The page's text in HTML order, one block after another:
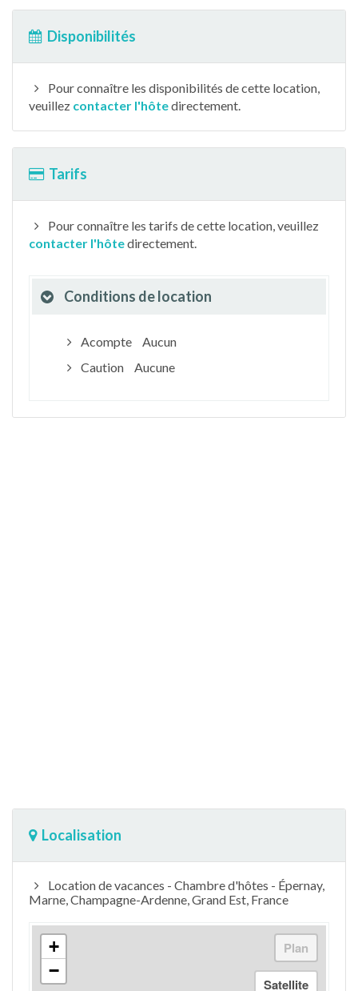
Disponibilités
Pour connaître les disponibilités de cette location,
veuillez contacter l'hôtedirectement.
Tarifs
Pour connaître les tarifs de cette location, veuillez
contacter l'hôtedirectement.
Conditions de location
Acompte
Aucun
Caution
Aucune
Localisation
Location de vacances - Chambre d'hôtes - Épernay,
Marne, Champagne-Ardenne, Grand Est, France
+
−